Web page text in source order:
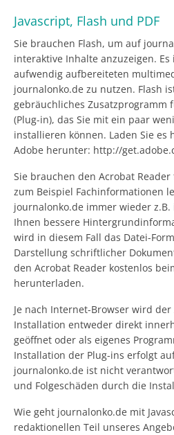
Javascript, Flash und PDF
Sie brauchen Flash, um auf
interaktive Inhalte anzuzeigen.
aufwendig aufbereiteten
journalonko.de zu nutzen. Flash
gebräuchliches Zusatzprogramm
(Plug-in), das Sie mit ein paar
installieren können. Laden Sie
Adobe herunter: http://
Sie brauchen den Acrobat Reader
zum Beispiel Fachinformationen
journalonko.de immer wieder
Ihnen bessere
wird in diesem Fall das Datei-
Darstellung schriftlicher
den Acrobat Reader kostenlos
herunterladen.
Je nach Internet-Browser wird
Installation entweder direkt
geöffnet oder als eigenes
Installation der Plug-ins erfolgt
journalonko.de ist nicht
und Folgeschäden durch die
Wie geht journalonko.de mit
redaktionellen Teil unseres